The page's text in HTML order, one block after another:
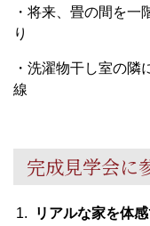
・将来、畳の間を一
り
・洗濯物干し室の
線
完成見学会に
リアルな家を体